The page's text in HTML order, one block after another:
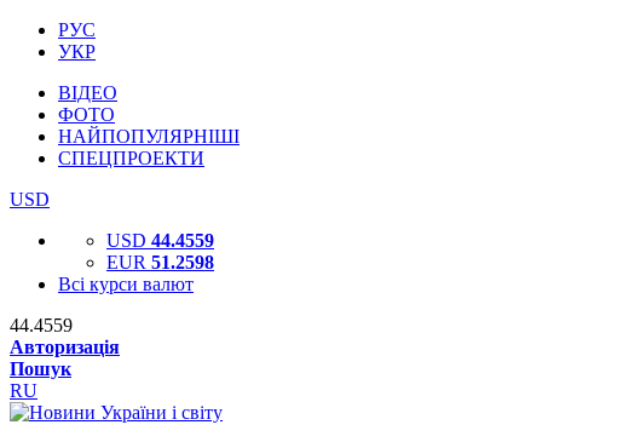
РУС
УКР
ВІДЕО
ФОТО
НАЙПОПУЛЯРНІШІ
СПЕЦПРОЕКТИ
USD
USD 44.4559
EUR 51.2598
Всі курси валют
44.4559
Авторизація
Пошук
RU